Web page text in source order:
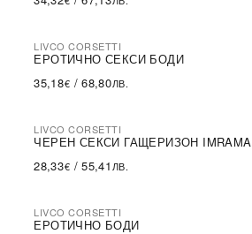
LIVCO CORSETTI
ЕРОТИЧНО СЕКСИ БОДИ
35,18€ /68,80ЛВ.
LIVCO CORSETTI
ЧЕРЕН СЕКСИ ГАЩЕРИЗОН IMRAMA
28,33€ /55,41 ЛВ.
LIVCO CORSETTI
ЕРОТИЧНО БОДИ